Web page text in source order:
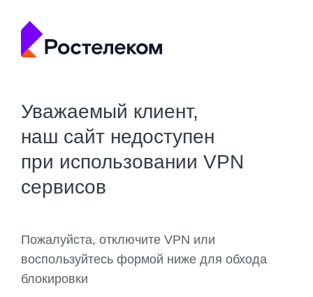
Уважаемый клиент,
наш сайт недоступен
при использовании VPN
сервисов
Пожалуйста, отключите VPN или
воспользуйтесь формой ниже для обхода
блокировки